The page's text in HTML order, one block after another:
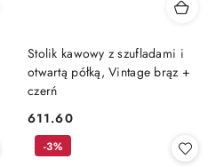
Stolik kawowy z szufladami i
otwartą półką, Vintage brąz +
czerń
Cena:
611.60
-3%